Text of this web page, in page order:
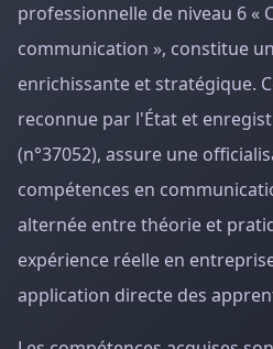
professionnelle de niveau 6 «
communication », constitue
enrichissante et stratégique.
reconnue par l'État et
(n°37052), assure une
compétences en
alternée entre théorie et
expérience réelle en
application directe des